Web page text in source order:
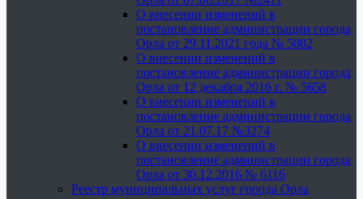
О внесении изменений в
постановление администрации города
Орла от 29.11.2021 года № 5082
О внесении изменений в
постановление администрации города
Орла от 12 декабря 2016 г. № 5658
О внесении изменений в
постановление администрации города
Орла от 21.07.17 №3274
О внесении изменений в
постановление администрации города
Орла от 30.12.2016 № 6116
Реестр муниципальных услуг города Орла